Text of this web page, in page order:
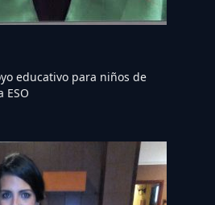
educativo para niños de
ESO